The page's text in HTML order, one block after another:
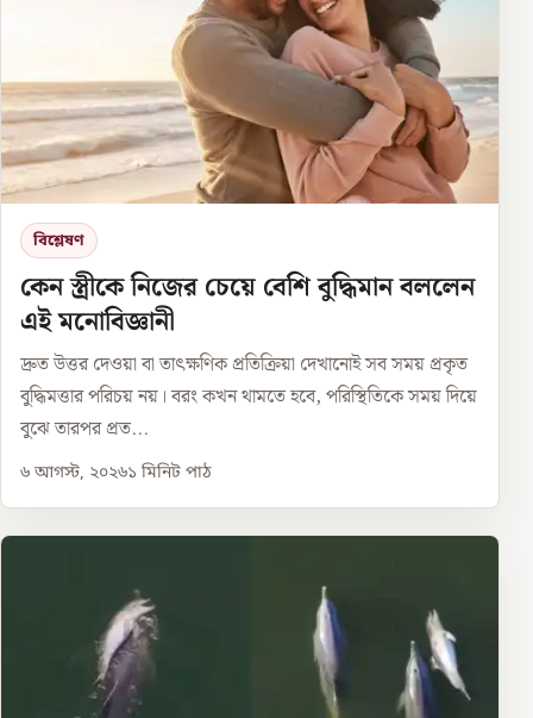
বিশ্লেষণ
কেন স্ত্রীকে নিজের চেয়ে বেশি বুদ্ধিমান বললেন
এই মনোবিজ্ঞানী
দ্রুত উত্তর দেওয়া বা তাৎক্ষণিক প্রতিক্রিয়া দেখানোই সব সময় প্রকৃত
বুদ্ধিমত্তার পরিচয় নয়। বরং কখন থামতে হবে, পরিস্থিতিকে সময় দিয়ে
বুঝে তারপর প্রত...
৬ আগস্ট, ২০২৬১ মিনিট পাঠ